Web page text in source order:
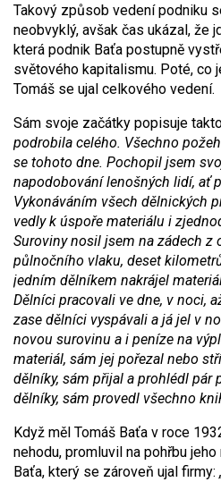
Takový způsob vedení podniku
neobvyklý, avšak čas ukázal, že
která podnik Baťa postupně
světového kapitalismu. Poté, co
Tomáš se ujal celkového vedení.
Sám svoje začátky popisuje
podrobila celého. Všechno
se tohoto dne. Pochopil jsem
napodobování lenošných lidí, ať
Vykonáváním všech dělnických
vedly k úspoře materiálu i
Suroviny nosil jsem na zádech z
půlnočního vlaku, deset
jedním dělníkem nakrájel
Dělníci pracovali ve dne, v noci,
zase dělníci vyspávali a já jel v
novou surovinu a i peníze na
materiál, sám jej pořezal nebo stří
dělníky, sám přijal a prohlédl pár
dělníky, sám provedl všechno
Když měl Tomáš Baťa v roce
nehodu, promluvil na pohřbu
Baťa, který se zároveň ujal firmy: